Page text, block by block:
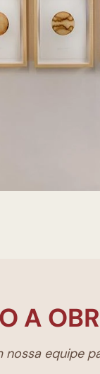
A
nossa equipe